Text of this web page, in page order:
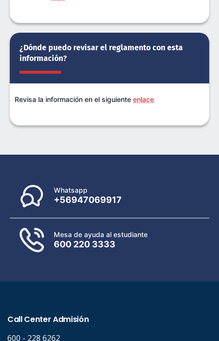
¿Dónde puedo revisar el reglamento con esta
información?
Revisa la información en el siguiente enlace
Whatsapp
+56947069917
Mesa de ayuda al estudiante
600 220 3333